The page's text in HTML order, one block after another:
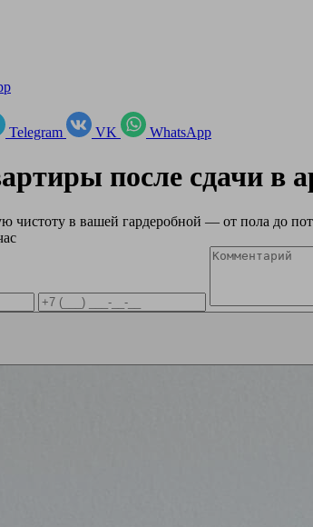
Telegram VK WhatsApp
после сдачи в
чистоту в вашей гардеробной — от пола до